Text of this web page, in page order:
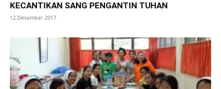
KECANTIKAN SANG PENGANTIN TUHAN
12 Desember 2017